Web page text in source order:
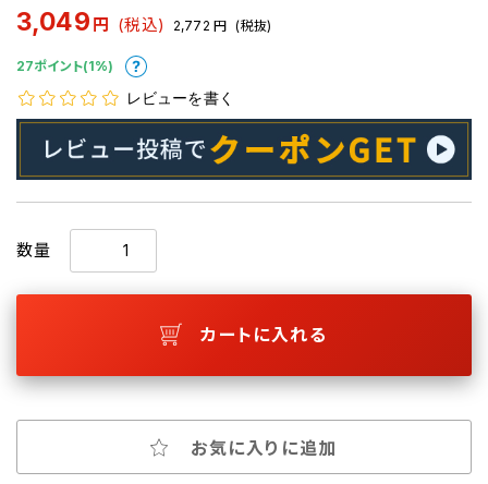
3,049 円 (税込) 2,772 円 (税抜)
27ポイント(1%)
レビューを書く
数量
カートに入れる
お気に入りに追加